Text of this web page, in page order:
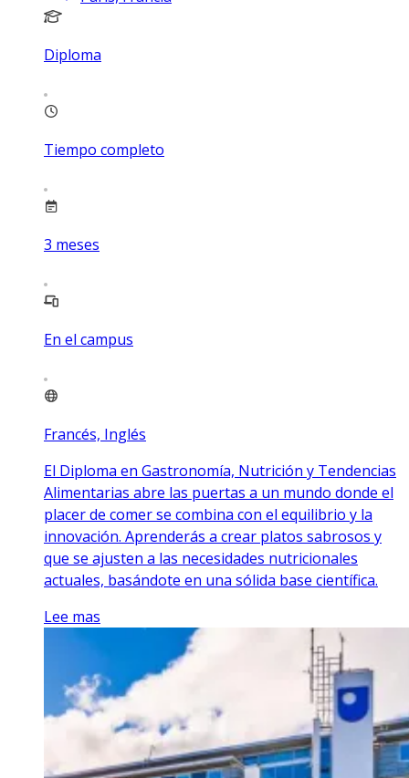
Diploma
Tiempo completo
3 meses
En el campus
Francés, Inglés
El Diploma en Gastronomía, Nutrición y Tendencias
Alimentarias abre las puertas a un mundo donde el
placer de comer se combina con el equilibrio y la
innovación. Aprenderás a crear platos sabrosos y
que se ajusten a las necesidades nutricionales
actuales, basándote en una sólida base científica.
Lee mas